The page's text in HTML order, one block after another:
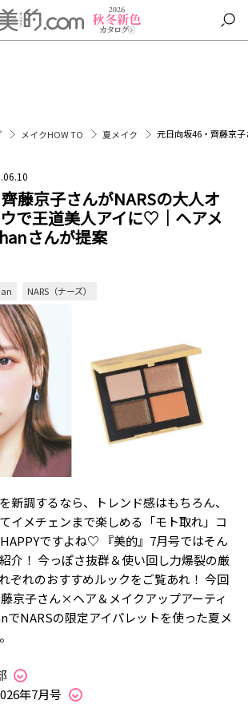
メイクHOW TO 夏メイク 元日向坂46・齊藤京
藤京子さんがNARSの大人オ
で王道美人アイに♡｜ヘアメ
さんが提案
NARS（ナーズ）
新調するなら、トレンド感はもちろん、
イメチェンまで楽しめる「モト取れ」コ
ですよね♡ 『美的』7月号ではそん
介！ 今っぽさ抜群＆使い回し力爆裂の厳
ぞれのおすすめルックをご覧あれ！ 今回
京子さん×ヘア＆メイクアップアーティ
NARSの限定アイパレットを使った夏メ
年7月号